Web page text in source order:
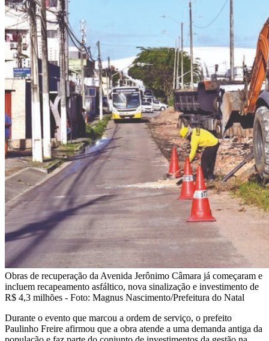
Obras de recuperação da Avenida Jerônimo Câmara já começaram e
incluem recapeamento asfáltico, nova sinalização e investimento de
R$ 4,3 milhões - Foto: Magnus Nascimento/Prefeitura do Natal
Durante o evento que marcou a ordem de serviço, o prefeito
Paulinho Freire afirmou que a obra atende a uma demanda antiga da